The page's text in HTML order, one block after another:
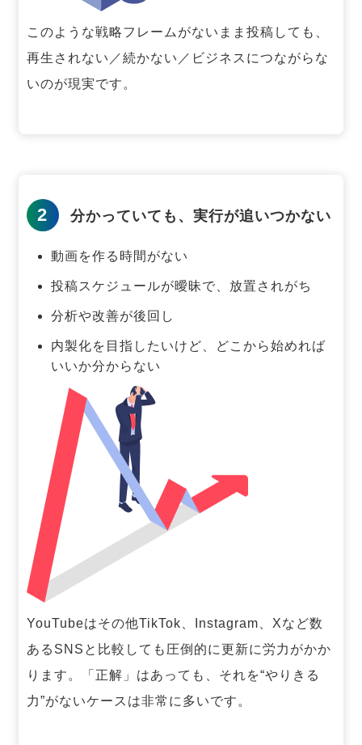
このような戦略フレームがないまま投稿しても、
再生されない／続かない／ビジネスにつながらな
いのが現実です。
2 分かっていても、実行が追いつかない
動画を作る時間がない
投稿スケジュールが曖昧で、放置されがち
分析や改善が後回し
内製化を目指したいけど、どこから始めれば
いいか分からない
YouTubeはその他TikTok、Instagram、Xなど数
あるSNSと比較しても圧倒的に更新に労力がかか
ります。「正解」はあっても、それを“やりきる
力”がないケースは非常に多いです。